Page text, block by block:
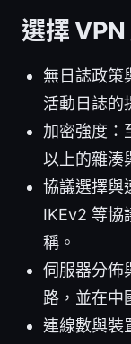
選擇
無日誌政策
活動日誌的
加密強度：
以上的雜湊
協議選擇與
IKEv2 等協
稱。
伺服器分佈
路，並在中
連線數與裝